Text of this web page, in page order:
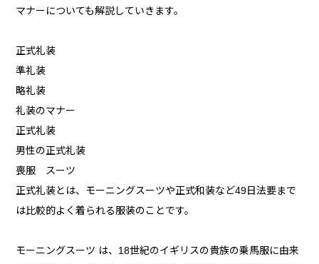
マナーについても解説していきます。
正式礼装
準礼装
略礼装
礼装のマナー
正式礼装
男性の正式礼装
喪服 スーツ
正式礼装とは、モーニングスーツや正式和装など49日法要まで
は比較的よく着られる服装のことです。
モーニングスーツ は、18世紀のイギリスの貴族の乗馬服に由来